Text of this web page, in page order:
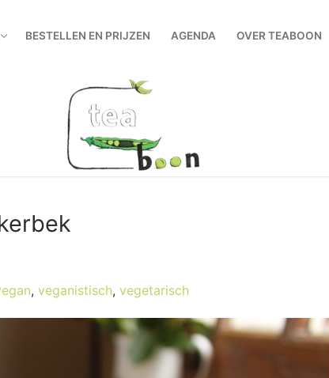
BESTELLEN EN PRIJZEN AGENDA OVER TEABOON
, veganistisch, vegetarisch